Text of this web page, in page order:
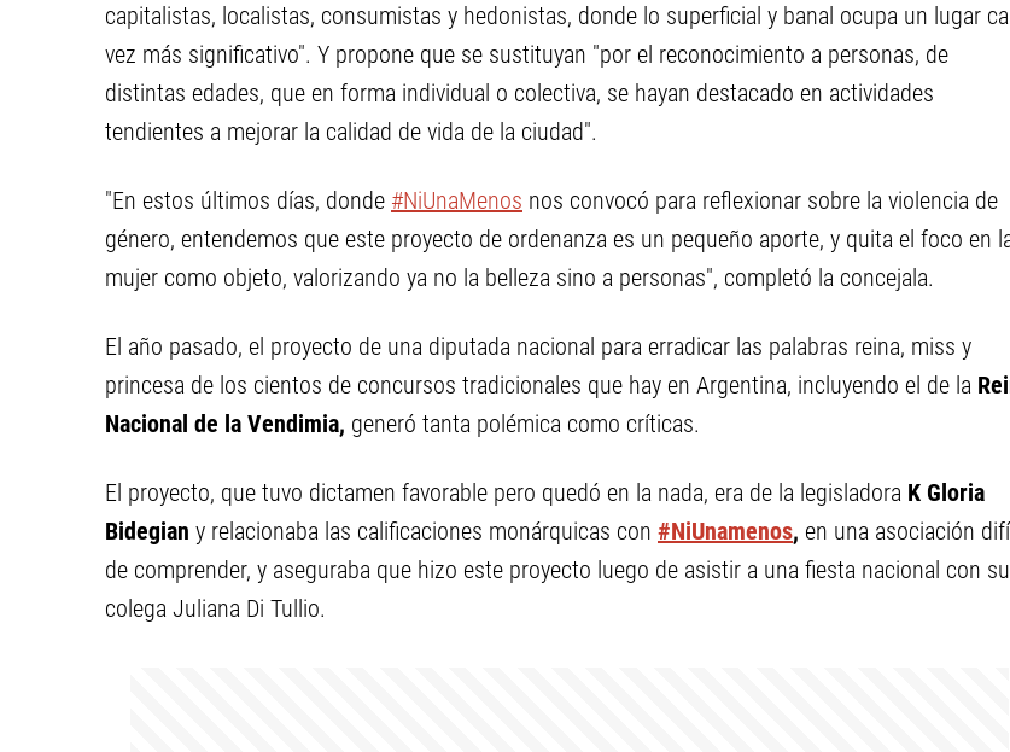
capitalistas, localistas, consumistas y hedonistas, donde lo superficial y banal ocupa un lugar
vez más significativo". Y propone que se sustituyan "por el reconocimiento a personas, de
distintas edades, que en forma individual o colectiva, se hayan destacado en actividades
tendientes a mejorar la calidad de vida de la ciudad".
"En estos últimos días, donde #NiUnaMenos nos convocó para reflexionar sobre la violencia de
género, entendemos que este proyecto de ordenanza es un pequeño aporte, y quita el foco en
mujer como objeto, valorizando ya no la belleza sino a personas", completó la concejala.
El año pasado, el proyecto de una diputada nacional para erradicar las palabras reina, miss y
princesa de los cientos de concursos tradicionales que hay en Argentina, incluyendo el de la
Nacional de la Vendimia, generó tanta polémica como críticas.
El proyecto, que tuvo dictamen favorable pero quedó en la nada, era de la legisladora K Gloria
Bidegian y relacionaba las calificaciones monárquicas con #NiUnamenos, en una asociación
de comprender, y aseguraba que hizo este proyecto luego de asistir a una fiesta nacional con su
colega Juliana Di Tullio.